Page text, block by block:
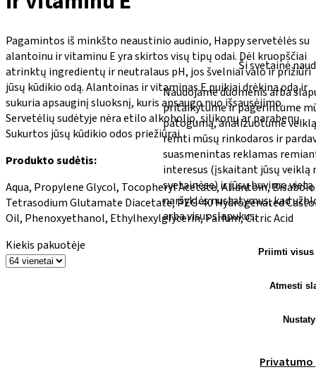
Pagamintos iš minkšto neaustinio audinio, Happy servetėlės su
alantoinu ir vitaminu E yra skirtos visų tipų odai. Dėl kruopščiai
atrinktų ingredientų ir neutralaus pH, jos švelniai valo ir prižiūri
jūsų kūdikio odą. Alantoinas ir vitaminas E puikiai drėkina odą ir
sukuria apsauginį sluoksnį, kuris apsaugo nuo išsausėjimo.
Servetėlių sudėtyje nėra etilo alkoholio, silikonų ar parabenų.
Sukurtos jūsų kūdikio odos priežiūrai.
Produkto sudėtis:
Aqua, Propylene Glycol, Tocopheryl Acetate, Allantoin,
Tetrasodium Glutamate Diacetate, PEG-40 Hydrogenated
Oil, Phenoxyethanol, Ethylhexylglycerin, Parfum, Citric Acid
Kiekis pakuotėje
Ši svetainė
Naudojame duomenis arba
pritaikytume ir pagerintume
patogumą, analizuotume
remti mūsų rinkodaros ir
suasmenintas reklamas
interesus (įskaitant jūsų veiklą
svetainėse) ir jūsų buvimo
naršyklės nustatymus, kad
arba visus slapukus.
Priimti visus
Atmesti